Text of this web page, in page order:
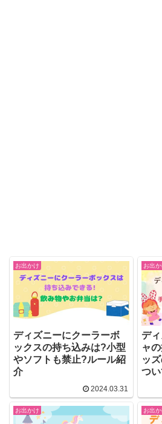
お出かけ
ディズニーにクーラーボ
ックスの持ち込みは?小型
やソフトも禁止?ルール紹
介
2024.03.31
お出か
デ
ャ
ッ
つ
お出かけ お出か